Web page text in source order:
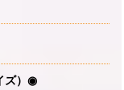
ズ）◉